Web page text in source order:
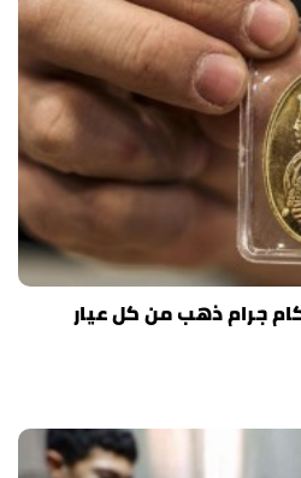
كام جرام ذهب من كل عيار